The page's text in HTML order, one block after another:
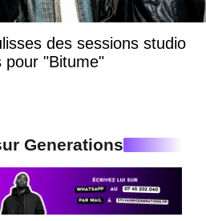
des sessions studio
pour "Bitume"
Generations